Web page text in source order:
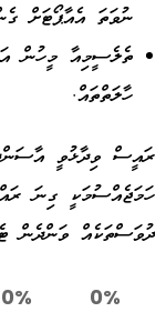
ނުވަތަ އެއާޕޯޓަށް
ތެލެސީމިއާ މީހުން
ހާލަތްތައް.
ރައީސް ވިދާޅުވީ
ހަމަޖެއްސުމަކީ ގިނަ
ދުވަސްތަކެއް ވަންދެން
0%
0%